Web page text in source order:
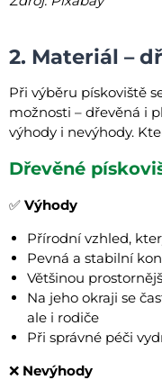
2. Materiál –
Při výběru pískoviště
možnosti – dřevěná i
výhody i nevýhody.
Dřevěné
✅ Výhody
Přírodní vzhled,
Pevná a stabilní
Většinou
Na jeho okraji se
ale i rodiče
Při správné péči
❌ Nevýhody